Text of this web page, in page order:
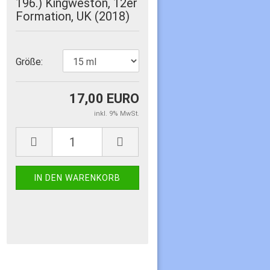
196.) Kingweston, 12er
Formation, UK (2018)
Größe:
17,00 EURO
inkl. 9% MwSt.